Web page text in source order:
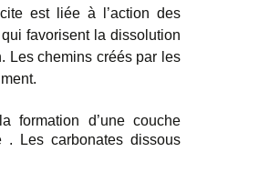
est liée à l’action des
favorisent la dissolution
Les chemins créés par les
formation d’une couche
. Les carbonates dissous